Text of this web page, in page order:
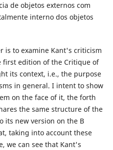
de objetos externos com
interno dos objetos
is to examine Kant's criticism
edition of the Critique of
its context, i.e., the purpose
in general. I intent to show
on the face of it, the forth
the same structure of the
its new version on the B
taking into account these
we can see that Kant's